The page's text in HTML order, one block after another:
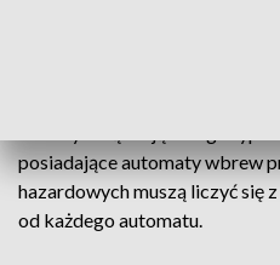
posiadające automaty wbrew
hazardowych muszą liczyć się
od każdego automatu.